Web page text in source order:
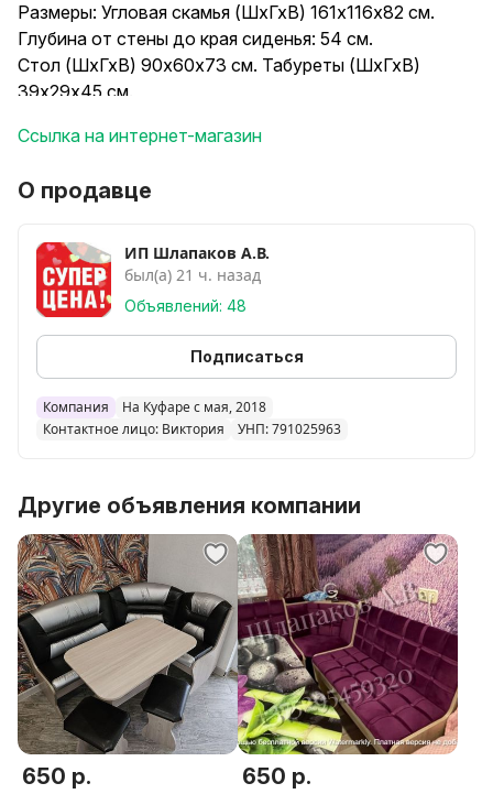
Размеры: Угловая скамья (ШхГхВ) 161х116х82 см.
Глубина от стены до края сиденья: 54 см.
Стол (ШхГхВ) 90х60х73 см. Табуреты (ШхГхВ)
39х29х45 см.
из ламинированной ДСП 16 мм.
Обивка - экокожа
Под сиденьями имеются большие ящики для
хранения.
Возможна раскомплектовка набора.
С доплатой можно заменить стол
на:Круглый(диаметром 80см),Поворотно-
раскладной(120*80см),стол уши
70*60(126*60см),стол на 4 ножках(110*60см)
Доставка по всей РБ 30р. Гарантия.
Ссылка на интернет-магазин
О продавце
ИП Шлапаков А.В.
был(а) 21 ч. назад
Объявлений: 48
Подписаться
Компания
На Куфаре с мая, 2018
Контактное лицо: Виктория
УНП: 791025963
Другие объявления компании
650 р. 650 р.